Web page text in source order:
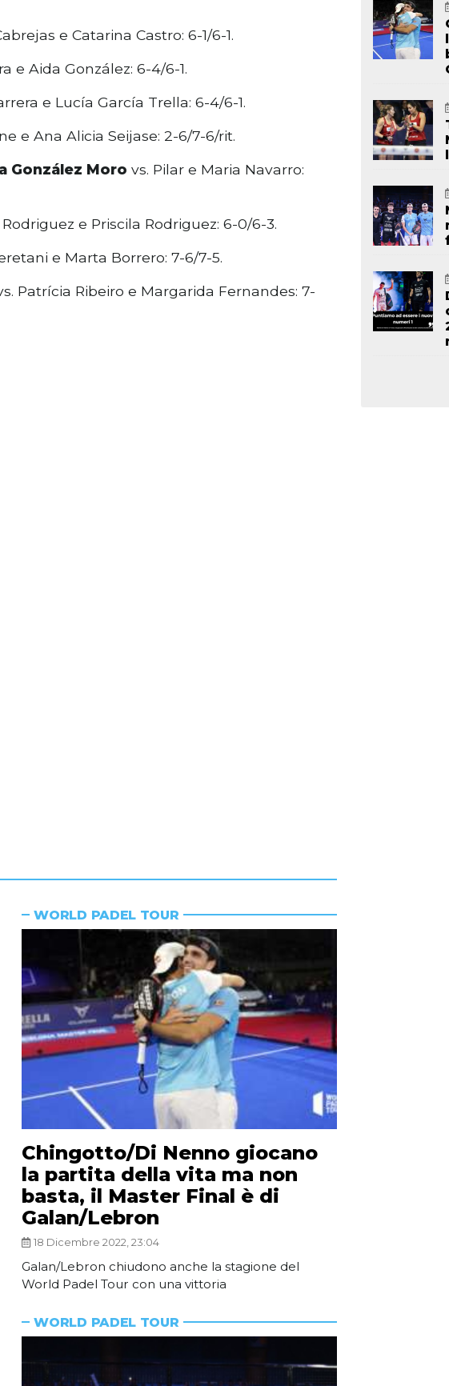
e Catarina Castro: 6-1/6-1.
e Aida González: 6-4/6-1.
e Lucía García Trella: 6-4/6-1.
e Ana Alicia Seijase: 2-6/7-6/rit.
González Moro vs. Pilar e Maria Navarro:
e Priscila Rodriguez: 6-0/6-3.
e Marta Borrero: 7-6/7-5.
Patrícia Ribeiro e Margarida Fernandes: 7-
WORLD PADEL TOUR
Chingotto/Di Nenno giocano
la partita della vita ma non
basta, il Master Final è di
Galan/Lebron
18 Dicembre 2022, 23:04
Galan/Lebron chiudono anche la stagione del
World Padel Tour con una vittoria
WORLD PADEL TOUR